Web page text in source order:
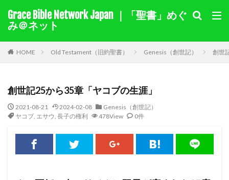
Grace Bible Network Japan ｜「聖書」めぐ
み＠ネット
HOME Old Testament（旧約聖書） Genesis（創世記） 創世
創世記25から35章「ヤコブの生涯」
2021-08-21 2024-02-08
Genesis（創世記）
ヤコブ, エサウ, 長子の権利 478View 0件
１サムエル記 １列王記
キーワード検索結果
モーセ
マアカ 自由 伝道
偽り
イザベル 悔い改め ホセア
アベル
国家
ヘロデ 献金